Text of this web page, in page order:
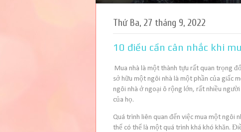
Thứ Ba, 27 tháng 9, 2022
10 điều cần cân nhắc khi
Mua nhà là một thành tựu rất quan trọng
sở hữu một ngôi nhà là một phần của giấc
ngôi nhà ở ngoại ô rộng lớn, rất nhiều
của họ.
Quá trình liên quan đến việc mua một ngôi
thể có thể là một quá trình khá khó khăn.